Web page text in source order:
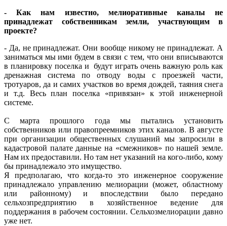
- Как нам известно, мелиоративные каналы не
принадлежат собственникам земли, участвующим в
проекте?
- Да, не принадлежат. Они вообще никому не принадлежат. А
заниматься мы ими будем в связи с тем, что они вписываются
в планировку поселка и будут играть очень важную роль как
дренажная система по отводу воды с проезжей части,
тротуаров, да и самих участков во время дождей, таяния снега
и т.д. Весь план поселка «привязан» к этой инженерной
системе.
С марта прошлого года мы пытались установить
собственников или правопреемников этих каналов. В августе
при организации общественных слушаний мы запросили в
кадастровой палате данные на «смежников» по нашей земле.
Нам их предоставили. Но там нет указаний на кого-либо, кому
бы принадлежало это имущество.
Я предполагаю, что когда-то это инженерное сооружение
принадлежало управлению мелиорации (может, областному
или районному) и впоследствии было передано
сельхозпредприятию в хозяйственное ведение для
поддержания в рабочем состоянии. Сельхозмелиорации давно
уже нет.